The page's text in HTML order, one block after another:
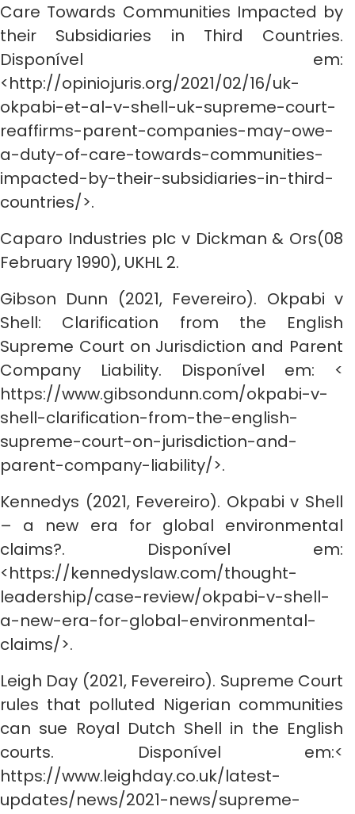
Care Towards Communities Impacted by
their Subsidiaries in Third Countries.
Disponível em:
<http://opiniojuris.org/2021/02/16/uk-
okpabi-et-al-v-shell-uk-supreme-court-
reaffirms-parent-companies-may-owe-
a-duty-of-care-towards-communities-
impacted-by-their-subsidiaries-in-third-
countries/>.
Caparo Industries pIc v Dickman & Ors(08
February 1990), UKHL 2.
Gibson Dunn (2021, Fevereiro). Okpabi v
Shell: Clarification from the English
Supreme Court on Jurisdiction and Parent
Company Liability. Disponível em: <
https://www.gibsondunn.com/okpabi-v-
shell-clarification-from-the-english-
supreme-court-on-jurisdiction-and-
parent-company-liability/>.
Kennedys (2021, Fevereiro). Okpabi v Shell
– a new era for global environmental
claims?. Disponível em:
<https://kennedyslaw.com/thought-
leadership/case-review/okpabi-v-shell-
a-new-era-for-global-environmental-
claims/>.
Leigh Day (2021, Fevereiro). Supreme Court
rules that polluted Nigerian communities
can sue Royal Dutch Shell in the English
courts. Disponível em:<
https://www.leighday.co.uk/latest-
updates/news/2021-news/supreme-